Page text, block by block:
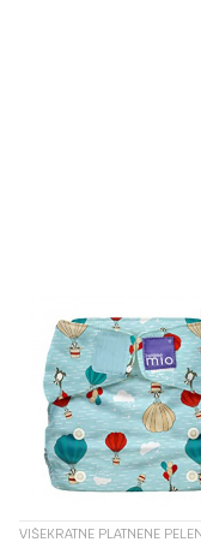
VIŠEKRATNE PLATNENE